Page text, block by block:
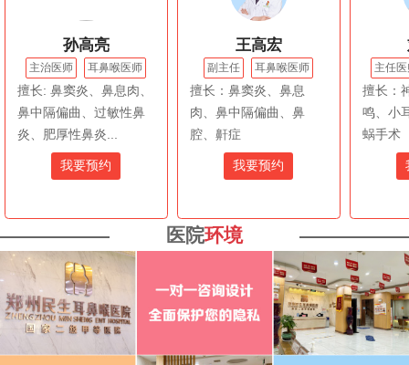
孙高亮
主治医师 耳鼻喉医师
擅长: 鼻窦炎、鼻息肉、
鼻中隔偏曲、过敏性鼻
炎、肥厚性鼻炎...
我要预约
王高宏
副主任 耳鼻喉医师
擅长：鼻窦炎、鼻息
肉、鼻中隔偏曲、鼻
腔、鼾症
我要预约
主任
擅长：
鸣、小
蜗手术
医院环境